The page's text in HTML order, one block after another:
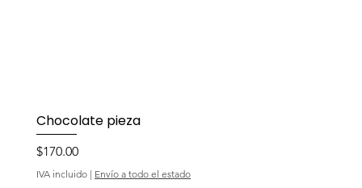
Chocolate pieza
Precio
$170.00
IVA incluido | Envío a todo el estado